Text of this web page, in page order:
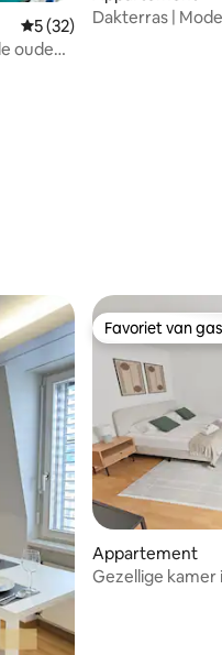
Gemiddelde beoordeling
5 (32)
oude
Dakterras |
Favoriet van
Favoriet van
Appartement
Gezellige kamer